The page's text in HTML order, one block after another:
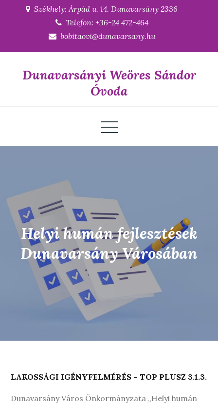
Székhely: Árpád u. 14. Dunavarsány 2336
Telefon: +36-24 472-464
bobitaovi@dunavarsany.hu
Dunavarsányi Weöres Sándor
Óvoda
Helyi humán fejlesztések
Dunavarsány Városában
LAKOSSÁGI IGÉNYFELMÉRÉS – TOP PLUSZ 3.1.3.
Dunavarsány Város Önkormányzata „Helyi humán